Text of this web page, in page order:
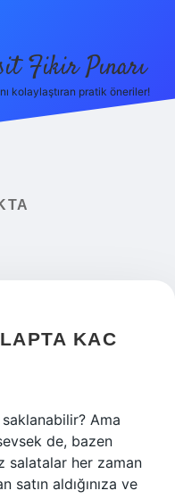
Fikir Pınarı
kolaylaştıran pratik öneriler!
KAC
Ama
de, bazen
salatalar her zaman
satın aldığınıza ve